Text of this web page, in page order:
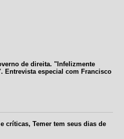
de direita. "Infelizmente
Entrevista especial com Francisco
críticas, Temer tem seus dias de